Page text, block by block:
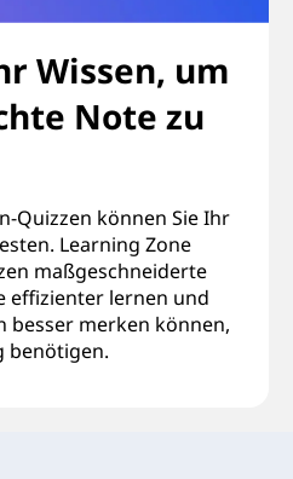
Wissen, um
Note zu
Quizzen können Sie Ihr
Learning Zone
maßgeschneiderte
effizienter lernen und
besser merken können,
benötigen.